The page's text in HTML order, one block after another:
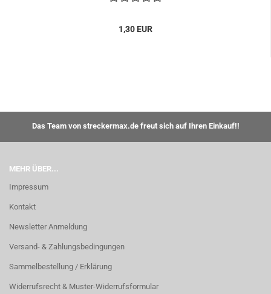
1,30 EUR
Das Team von streckermax.de freut sich auf Ihren Einkauf!!
MEHR ÜBER...
Impressum
Kontakt
Newsletter Anmeldung
Versand- & Zahlungsbedingungen
Sammelbestellung / Erklärung
Widerrufsrecht & Muster-Widerrufsformular